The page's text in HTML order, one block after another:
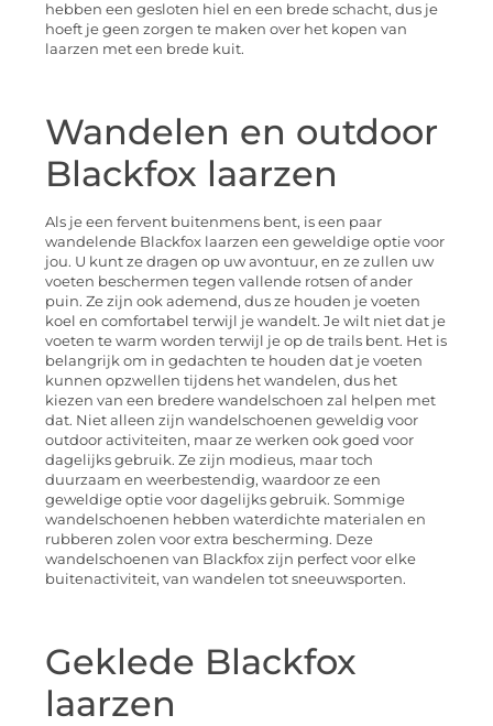
hebben een gesloten hiel en een brede schacht, dus je
hoeft je geen zorgen te maken over het kopen van
laarzen met een brede kuit.
Wandelen en outdoor
Blackfox laarzen
Als je een fervent buitenmens bent, is een paar
wandelende Blackfox laarzen een geweldige optie voor
jou. U kunt ze dragen op uw avontuur, en ze zullen uw
voeten beschermen tegen vallende rotsen of ander
puin. Ze zijn ook ademend, dus ze houden je voeten
koel en comfortabel terwijl je wandelt. Je wilt niet dat je
voeten te warm worden terwijl je op de trails bent. Het is
belangrijk om in gedachten te houden dat je voeten
kunnen opzwellen tijdens het wandelen, dus het
kiezen van een bredere wandelschoen zal helpen met
dat. Niet alleen zijn wandelschoenen geweldig voor
outdoor activiteiten, maar ze werken ook goed voor
dagelijks gebruik. Ze zijn modieus, maar toch
duurzaam en weerbestendig, waardoor ze een
geweldige optie voor dagelijks gebruik. Sommige
wandelschoenen hebben waterdichte materialen en
rubberen zolen voor extra bescherming. Deze
wandelschoenen van Blackfox zijn perfect voor elke
buitenactiviteit, van wandelen tot sneeuwsporten.
Geklede Blackfox
laarzen